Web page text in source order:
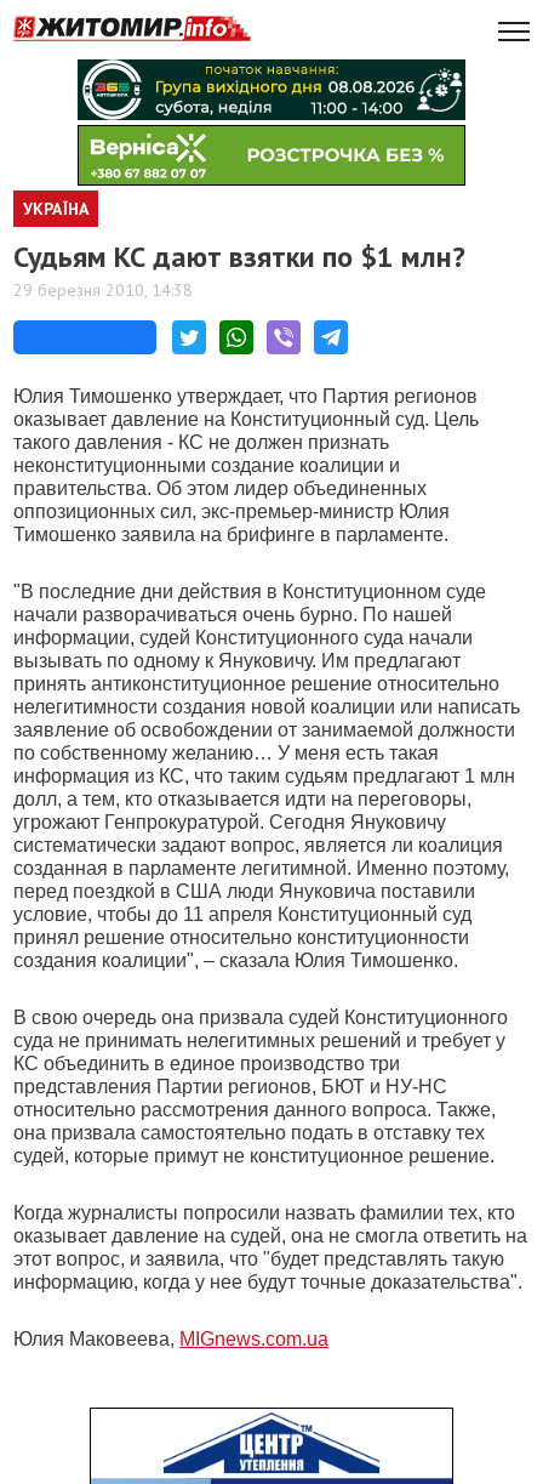
УКРАЇНА
Судьям КС дают взятки по $1 млн?
29 березня 2010, 14:38
Юлия Тимошенко утверждает, что Партия регионов
оказывает давление на Конституционный суд. Цель
такого давления - КС не должен признать
неконституционными создание коалиции и
правительства. Об этом лидер объединенных
оппозиционных сил, экс-премьер-министр Юлия
Тимошенко заявила на брифинге в парламенте.
"В последние дни действия в Конституционном суде
начали разворачиваться очень бурно. По нашей
информации, судей Конституционного суда начали
вызывать по одному к Януковичу. Им предлагают
принять антиконституционное решение относительно
нелегитимности создания новой коалиции или написать
заявление об освобождении от занимаемой должности
по собственному желанию… У меня есть такая
информация из КС, что таким судьям предлагают 1 млн
долл, а тем, кто отказывается идти на переговоры,
угрожают Генпрокуратурой. Сегодня Януковичу
систематически задают вопрос, является ли коалиция
созданная в парламенте легитимной. Именно поэтому,
перед поездкой в США люди Януковича поставили
условие, чтобы до 11 апреля Конституционный суд
принял решение относительно конституционности
создания коалиции", – сказала Юлия Тимошенко.
В свою очередь она призвала судей Конституционного
суда не принимать нелегитимных решений и требует у
КС объединить в единое производство три
представления Партии регионов, БЮТ и НУ-НС
относительно рассмотрения данного вопроса. Также,
она призвала самостоятельно подать в отставку тех
судей, которые примут не конституционное решение.
Когда журналисты попросили назвать фамилии тех, кто
оказывает давление на судей, она не смогла ответить на
этот вопрос, и заявила, что "будет представлять такую
информацию, когда у нее будут точные доказательства".
Юлия Маковеева, MIGnews.com.ua